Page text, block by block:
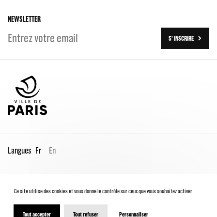
NEWSLETTER
S' INSCRIRE
Langues Fr En
Conditions générales de vente
Charte du spectateur
Déclaration d'accessibilité
Ce site utilise des cookies et vous donne le contrôle sur ceux que vous souhaitez activer
Tout accepter Tout refuser Personnaliser